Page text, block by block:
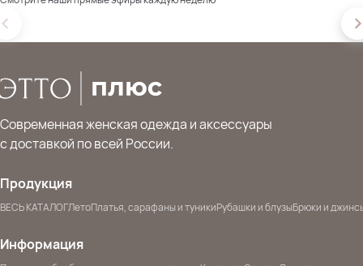
Современная женская одежда и аксессуары
с доставкой по всей России.
Продукция
ВЕСЬ КАТАЛОГЛетоПлатья, сарафаны и туникиРубашки и блузыБрюки и
Информация